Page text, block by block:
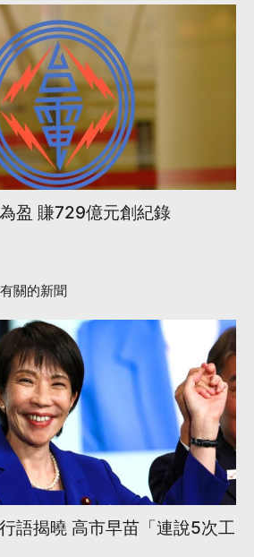
盈 賺729億元創紀錄
有關的新聞
語揭曉 高市早苗「連說5次工